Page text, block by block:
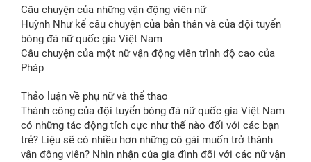
Câu chuyện của những vận động viên nữ
Huỳnh Như kể câu chuyện của bản thân và của đội tuyển
bóng đá nữ quốc gia Việt Nam
Câu chuyện của một nữ vận động viên trình độ cao của
Pháp
Thảo luận về phụ nữ và thể thao
Thành công của đội tuyển bóng đá nữ quốc gia Việt Nam
có những tác động tích cực như thế nào đối với các bạn
trẻ? Liệu sẽ có nhiều hơn những cô gái muốn trở thành
vận động viên? Nhìn nhận của gia đình đối với các nữ vận